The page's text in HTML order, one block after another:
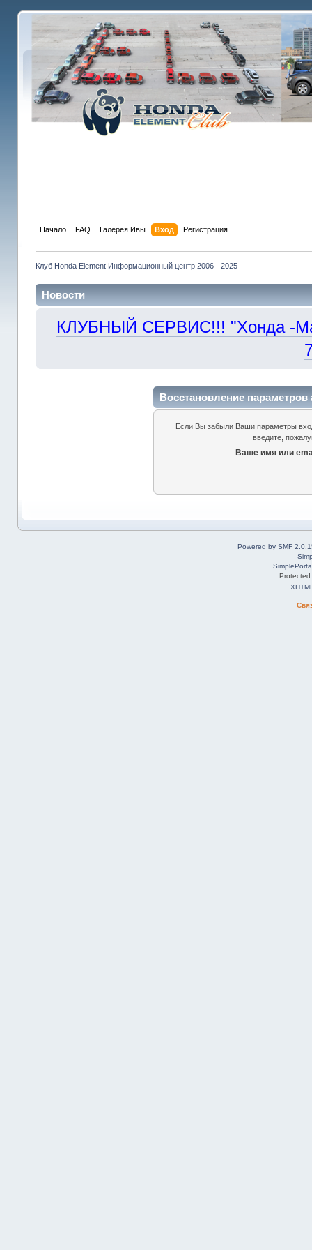
Начало FAQ Галерея Ивы Вход Регистрация
Клуб Honda Element Информационный центр 2006 - 2025
Новости
КЛУБНЫЙ СЕРВИС!!! "Хонда -
Восстановление параметров
Если Вы забыли Ваши параметры
введите,
Ваше имя или
Powered by SMF